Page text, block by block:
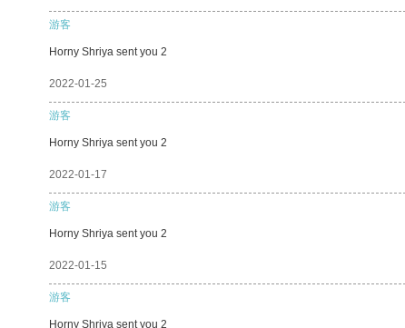
游客
Horny Shriya sent you 2
2022-01-25
游客
Horny Shriya sent you 2
2022-01-17
游客
Horny Shriya sent you 2
2022-01-15
游客
Horny Shriya sent you 2